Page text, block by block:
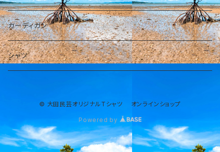
カーディガン
シャツ
© 大田民芸オリジナルTシャツ オンラインショップ
Powered by